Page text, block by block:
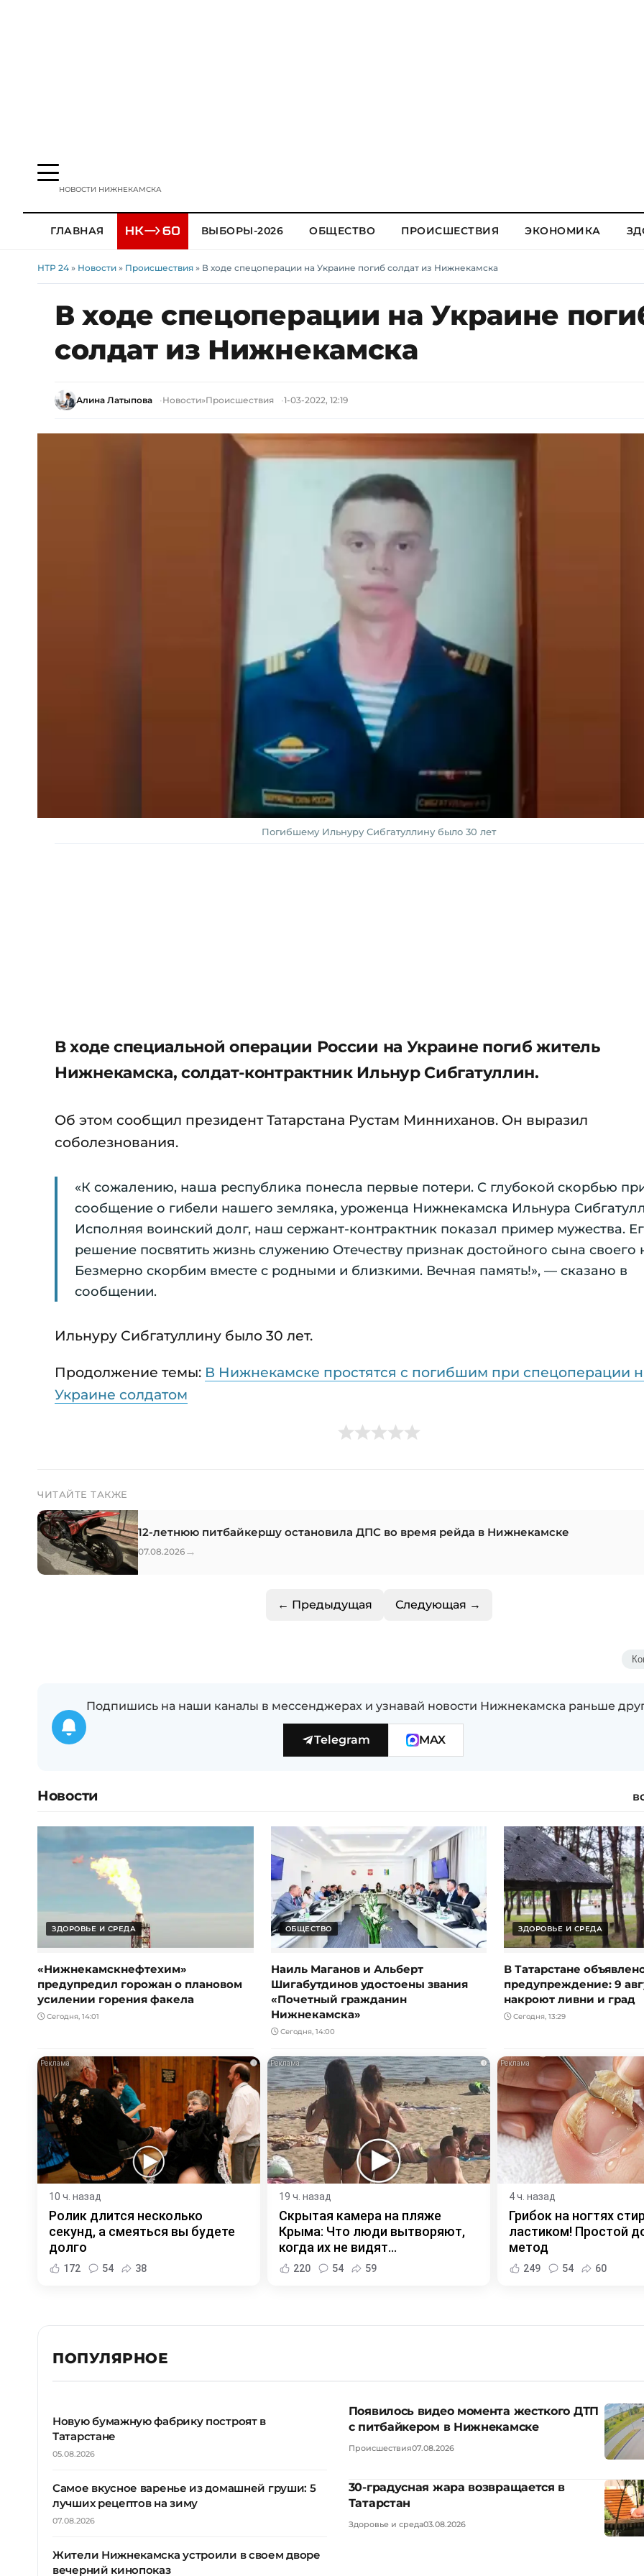
НОВОСТИ НИЖНЕКАМСКА
ГЛАВНАЯ ВЫБОРЫ-2026 ОБЩЕСТВО ПРОИСШЕСТВИЯ ЭКОНОМИКА
НТР 24 » Новости » Происшествия » В ходе спецоперации на Украине погиб солдат из Нижнекамска
В ходе спецоперации на Украине
солдат из Нижнекамска
Алина Латыпова Новости»Происшествия 1-03-2022, 12:19
Погибшему Ильнуру Сибгатуллину было 30 лет
В ходе специальной операции России на Украине погиб житель
Нижнекамска, солдат-контрактник Ильнур Сибгатуллин.
Об этом сообщил президент Татарстана Рустам Минниханов. Он выразил
соболезнования.
«К сожалению, наша республика понесла первые потери. С глубокой скорбью
сообщение о гибели нашего земляка, уроженца Нижнекамска Ильнура
Исполняя воинский долг, наш сержант-контрактник показал пример мужества.
решение посвятить жизнь служению Отечеству признак достойного сына своего
Безмерно скорбим вместе с родными и близкими. Вечная память!», — сказано в
сообщении.
Ильнуру Сибгатуллину было 30 лет.
Продолжение темы: В Нижнекамске простятся с погибшим при спецоперации
Украине солдатом
ЧИТАЙТЕ ТАКЖЕ
12-летнюю питбайкершу остановила ДПС во время рейда в Нижнекамске
07.08.2026 →
← Предыдущая Следующая →
Подпишись на наши каналы в мессенджерах и узнавай новости Нижнекамска раньше
Telegram MAX
Новости
ЗДОРОВЬЕ И СРЕДА
«Нижнекамскнефтехим»
предупредил горожан о плановом
усилении горения факела
Сегодня, 14:01
ОБЩЕСТВО
Наиль Маганов и Альберт
Шигабутдинов удостоены звания
«Почетный гражданин
Нижнекамска»
Сегодня, 14:00
ЗДОРОВЬЕ И СРЕДА
В Татарстане
предупреждение: 9
накроют ливни и град
Сегодня, 13:29
i
10 ч. назад
Ролик длится несколько
секунд, а смеяться вы будете
долго
172 54 38
i
19 ч. назад
Скрытая камера на пляже
Крыма: Что люди вытворяют,
когда их не видят...
220 54 59
4 ч. назад
Грибок на ногтях
ластиком! Простой
метод
249 54 60
ПОПУЛЯРНОЕ
Новую бумажную фабрику построят в
Татарстане
05.08.2026
Самое вкусное варенье из домашней груши: 5
лучших рецептов на зиму
07.08.2026
Жители Нижнекамска устроили в своем дворе
вечерний кинопоказ
Появилось видео момента жесткого ДТП
с питбайкером в Нижнекамске
Происшествия07.08.2026
30-градусная жара возвращается в
Татарстан
Здоровье и среда03.08.2026